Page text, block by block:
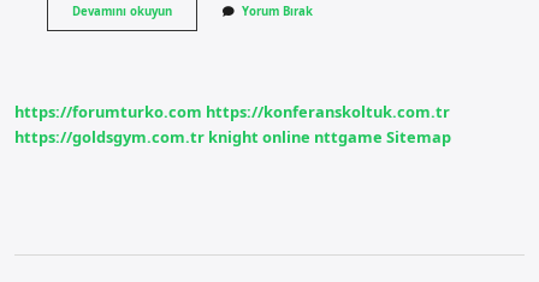
Devamını okuyunAmigo
Ne
Yorum Bırak
https://forumturko.com https://konferanskoltuk.com.tr
https://goldsgym.com.tr knight online nttgame Sitemap